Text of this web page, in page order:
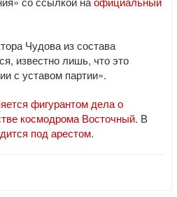
Чудова из состава
известно лишь, что это
с уставом партии».
фигурантом дела о
космодрома Восточный. В
под арестом.